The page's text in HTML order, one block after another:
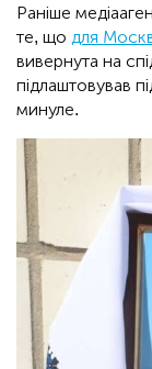
Раніше
те, що для
вивернута на
підлаштовував
минуле.